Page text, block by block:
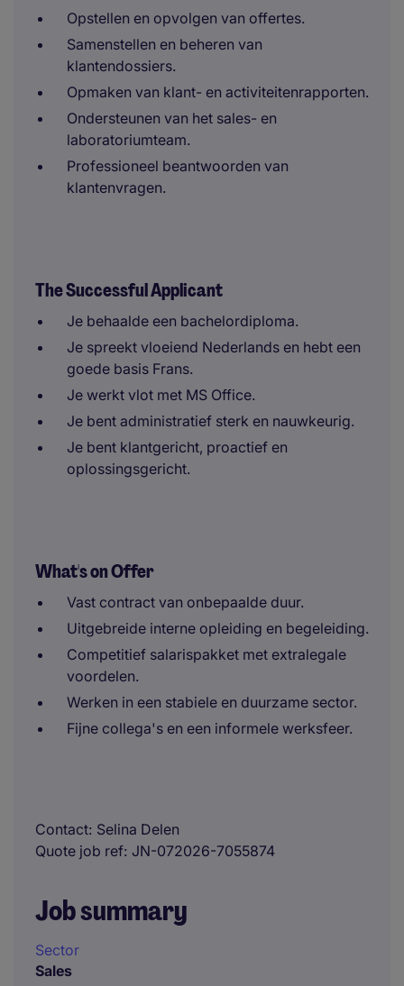
Opstellen en opvolgen van offertes.
Samenstellen en beheren van
klantendossiers.
Opmaken van klant- en activiteitenrapporten.
Ondersteunen van het sales- en
laboratoriumteam.
Professioneel beantwoorden van
klantenvragen.
The Successful Applicant
Je behaalde een bachelordiploma.
Je spreekt vloeiend Nederlands en hebt een
goede basis Frans.
Je werkt vlot met MS Office.
Je bent administratief sterk en nauwkeurig.
Je bent klantgericht, proactief en
oplossingsgericht.
What's on Offer
Vast contract van onbepaalde duur.
Uitgebreide interne opleiding en begeleiding.
Competitief salarispakket met extralegale
voordelen.
Werken in een stabiele en duurzame sector.
Fijne collega's en een informele werksfeer.
Contact Selina Delen
Quote job ref JN-072026-7055874
Job summary
Sector
Sales